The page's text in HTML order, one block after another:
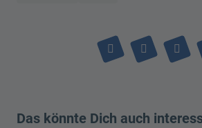
Das könnte Dich auch